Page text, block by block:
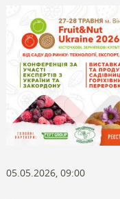
05.05.2026, 09:00